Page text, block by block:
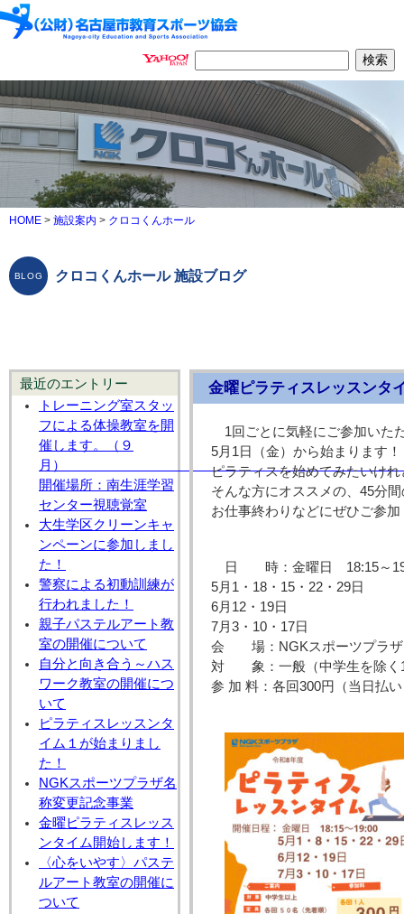
HOME > 施設案内 > クロコくんホール
クロコくんホール 施設ブログ
最近のエントリー
トレーニング室スタッ
フによる体操教室を開
催します。（９
月
開催場所：南生涯学習
センター視聴覚室
大生学区クリーンキャ
ンペーンに参加しまし
た！
警察による初動訓練が
行われました！
親子パステルアート教
室の開催について
自分と向き合う～ハス
ワーク教室の開催につ
いて
ピラティスレッスンタ
イム１が始まりまし
た！
NGKスポーツプラザ名
称変更記念事業
金曜ピラティスレッス
ンタイム開始します！
〈心をいやす〉パステ
ルアート教室の開催に
ついて
金曜ピラティスレッスンタ
1回ごとに気軽にご参加いた
5月1日（金）から始まります！
ピラティスを始めてみたいけ
そんな方にオススメの、45分
お仕事終わりなどにぜひご参加
日 時：金曜日 18:15～
5月1・18・15・22・29日
6月12・19日
7月3・10・17日
会 場：NGKスポーツプラ
対 象：一般（中学生を除く
参 加 料：各回300円（当日払